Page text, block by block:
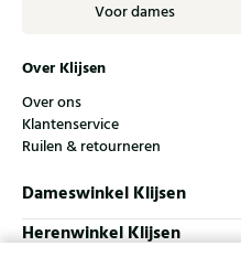
Voor dames
Over Klijsen
Over ons
Klantenservice
Ruilen & retourneren
Dameswinkel Klijsen
Herenwinkel Klijsen